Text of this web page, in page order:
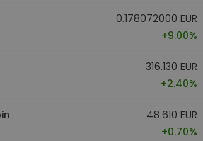
0.178072000 EUR
+9.00%
316.130 EUR
+2.40%
48.610 EUR
+0.70%